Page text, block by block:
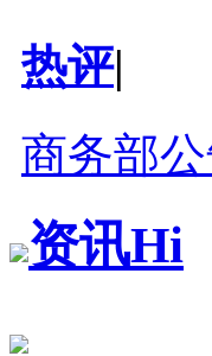
热评|
商务部
资讯Hi